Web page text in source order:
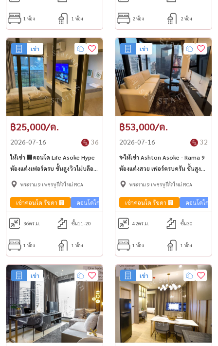
1 ห้อง 1 ห้อง 2 ห้อง 2 ห้อง
เช่า
฿25,000/ด.
2026-07-16 36
ให้เช่า 🏢คอนโด Life Asoke Hype
ห้องแต่งเฟอร์ครบ ชั้นสูงวิวไม่บล็อค
ใกล้ มศว | MRT พระราม 9✨
พระราม 9 เพชรบุรีตัดใหม่ RCA
เช่าคอนโด รัชดา 🏢 คอนโดใกล้รถไฟฟ้า🚈
36ตร.ม. ชั้น11-20
1 ห้อง 1 ห้อง
เช่า
฿53,000/ด.
2026-07-16 32
✨ให้เช่า Ashton Asoke - Rama 9
ห้องแต่งสวย เฟอร์ครบครัน ชั้นสูงวิว
เมือง ใกล้ BTS พระราม9🏢
พระราม 9 เพชรบุรีตัดใหม่ RCA
เช่าคอนโด รัชดา 🏢 คอนโดใกล้ร
42ตร.ม. ชั้น30
1 ห้อง 1 ห้อง
เช่า เช่า